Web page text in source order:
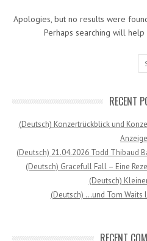
Apologies, but no results were
Perhaps searching will
RECENT
(Deutsch) Konzertrückblick und
(Deutsch) 21.04.2026 Todd Thibaud
(Deutsch) Gracefull Fall – Eine
(Deutsch)
(Deutsch) …und Tom
RECENT